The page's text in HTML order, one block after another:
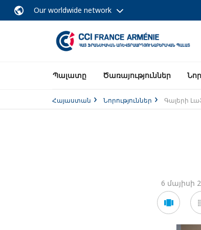
Our worldwide network
Պալատը Ծառայություններ
Հայաստան Նորություններ Գալերի
6 մայիսի
Voir
en